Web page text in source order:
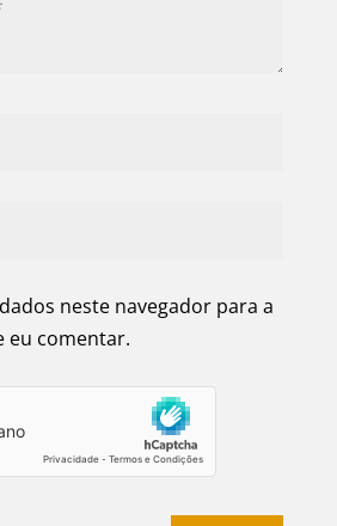
neste navegador para a
eu comentar.